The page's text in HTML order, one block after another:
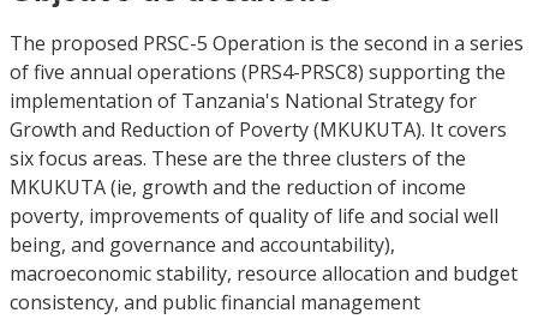
The proposed PRSC-5 Operation is the second in a series
of five annual operations (PRS4-PRSC8) supporting the
implementation of Tanzania's National Strategy for
Growth and Reduction of Poverty (MKUKUTA). It covers
six focus areas. These are the three clusters of the
MKUKUTA (ie, growth and the reduction of income
poverty, improvements of quality of life and social well
being, and governance and accountability),
macroeconomic stability, resource allocation and budget
consistency, and public financial management